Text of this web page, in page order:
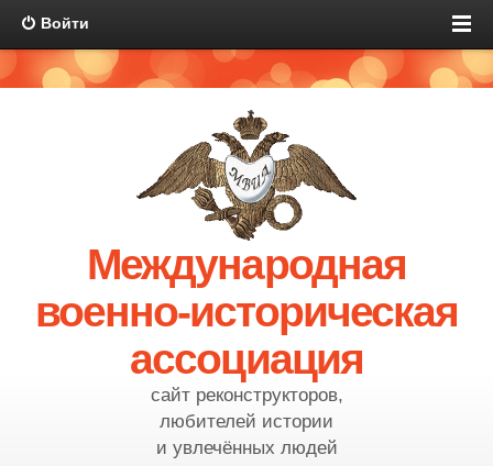
Войти
Международная
военно-историческая
ассоциация
сайт реконструкторов,
любителей истории
и увлечённых людей